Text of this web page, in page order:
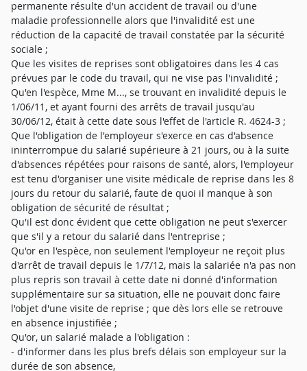
permanente résulte d'un accident de travail ou d'une
maladie professionnelle alors que l'invalidité est une
réduction de la capacité de travail constatée par la sécurité
sociale ;
Que les visites de reprises sont obligatoires dans les 4 cas
prévues par le code du travail, qui ne vise pas l'invalidité ;
Qu'en l'espèce, Mme M..., se trouvant en invalidité depuis le
1/06/11, et ayant fourni des arrêts de travail jusqu'au
30/06/12, était à cette date sous l'effet de l'article R. 4624-3 ;
Que l'obligation de l'employeur s'exerce en cas d'absence
ininterrompue du salarié supérieure à 21 jours, ou à la suite
d'absences répétées pour raisons de santé, alors, l'employeur
est tenu d'organiser une visite médicale de reprise dans les 8
jours du retour du salarié, faute de quoi il manque à son
obligation de sécurité de résultat ;
Qu'il est donc évident que cette obligation ne peut s'exercer
que s'il y a retour du salarié dans l'entreprise ;
Qu'or en l'espèce, non seulement l'employeur ne reçoit plus
d'arrêt de travail depuis le 1/7/12, mais la salariée n'a pas non
plus repris son travail à cette date ni donné d'information
supplémentaire sur sa situation, elle ne pouvait donc faire
l'objet d'une visite de reprise ; que dès lors elle se retrouve
en absence injustifiée ;
Qu'or, un salarié malade a l'obligation :
- d'informer dans les plus brefs délais son employeur sur la
durée de son absence,